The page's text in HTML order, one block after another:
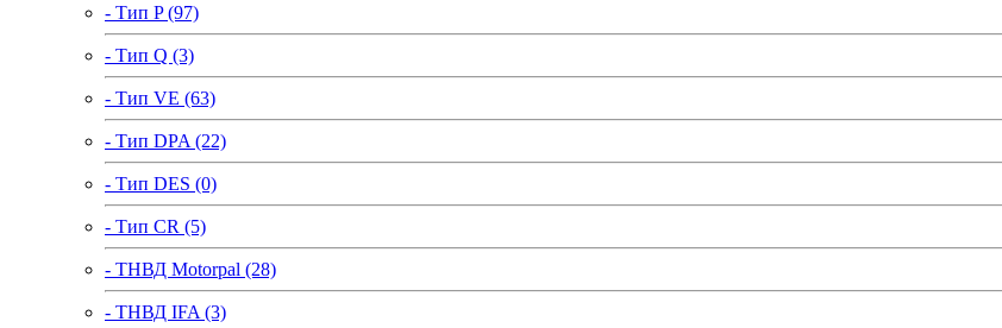
- Тип P (97)
- Тип Q (3)
- Тип VE (63)
- Тип DPA (22)
- Тип DES (0)
- Тип CR (5)
- ТНВД Motorpal (28)
- ТНВД IFA (3)